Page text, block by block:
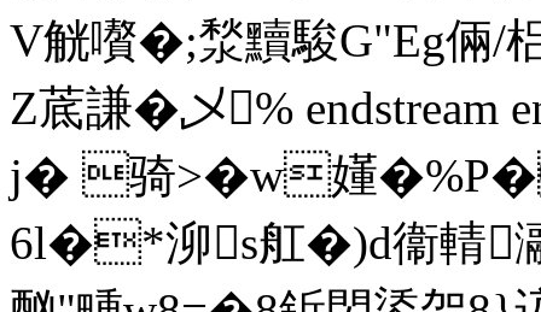
V觥嚽�;湬黷駿G"Eg倆/
Z菧謙� 乄%
j� 骑>�w嬞
6l�*泖s舡�)d衞輤瀜